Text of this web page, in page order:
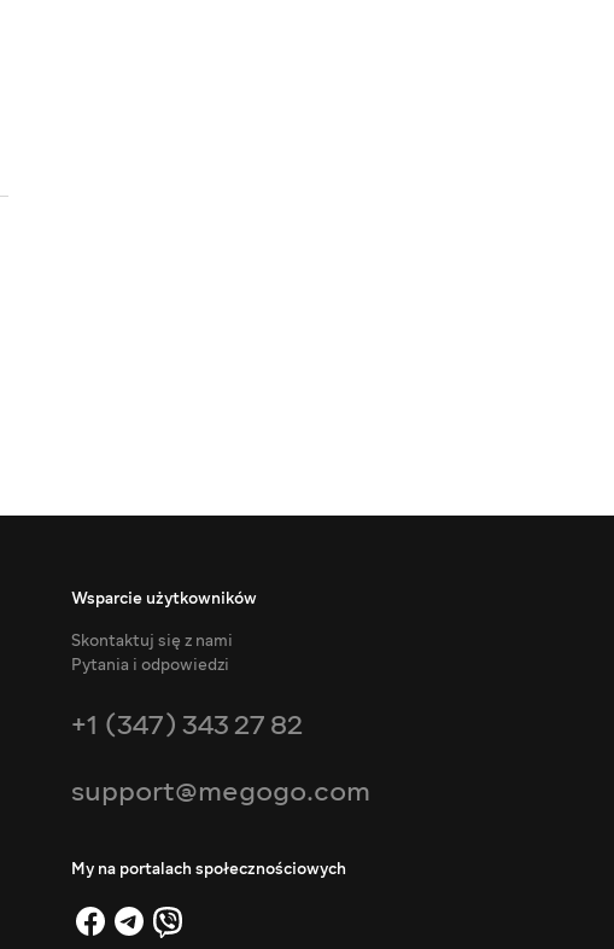
Wsparcie użytkowników
Skontaktuj się z nami
Pytania i odpowiedzi
+1 (347) 343 27 82
support@megogo.com
My na portalach społecznościowych